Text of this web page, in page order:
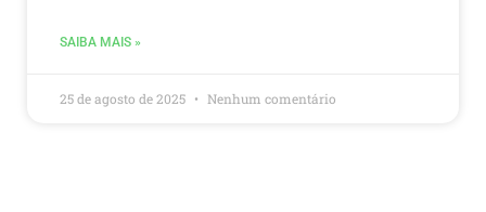
SAIBA MAIS »
25 de agosto de 2025 Nenhum comentário